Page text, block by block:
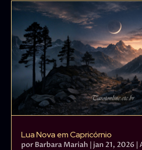
Lua Nova em Capricórnio
por Barbara Mariah | jan 21, 2026 |